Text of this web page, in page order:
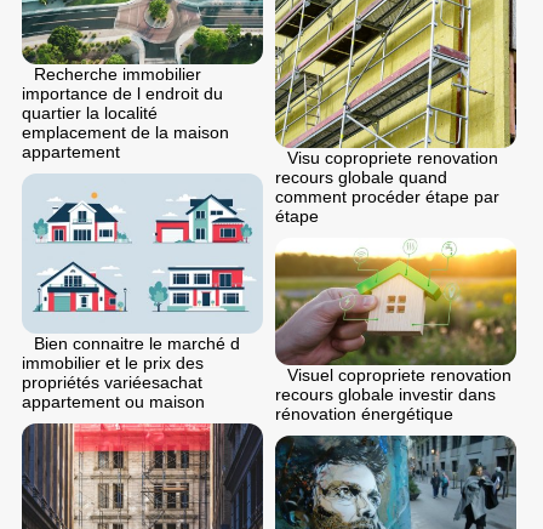
Recherche immobilier
importance de l endroit du
quartier la localité
emplacement de la maison
appartement
Visu copropriete renovation
recours globale quand
comment procéder étape par
étape
Bien connaitre le marché d
immobilier et le prix des
propriétés variéesachat
appartement ou maison
Visuel copropriete renovation
recours globale investir dans
rénovation énergétique